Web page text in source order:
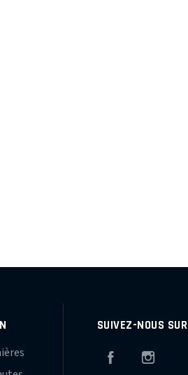
SUIVEZ-NOUS SUR
Facebook